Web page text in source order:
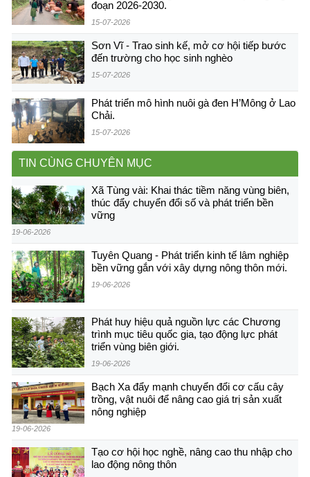
đoạn 2026-2030.
15-07-2026
Sơn Vĩ - Trao sinh kế, mở cơ hội tiếp bước
đến trường cho học sinh nghèo
15-07-2026
Phát triển mô hình nuôi gà đen H’Mông ở Lao
Chải.
15-07-2026
TIN CÙNG CHUYÊN MỤC
Xã Tùng vài: Khai thác tiềm năng vùng biên,
thúc đẩy chuyển đổi số và phát triển bền
vững
19-06-2026
Tuyên Quang - Phát triển kinh tế lâm nghiệp
bền vững gắn với xây dựng nông thôn mới.
19-06-2026
Phát huy hiệu quả nguồn lực các Chương
trình mục tiêu quốc gia, tạo động lực phát
triển vùng biên giới.
19-06-2026
Bạch Xa đẩy mạnh chuyển đổi cơ cấu cây
trồng, vật nuôi để nâng cao giá trị sản xuất
nông nghiệp
19-06-2026
Tạo cơ hội học nghề, nâng cao thu nhập cho
lao động nông thôn